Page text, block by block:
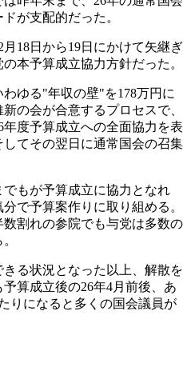
が支配的だった。
18日から19日にかけて矢継ぎ
本予算成立協力方針だった。
わゆる"年収の壁"を178万円に
の会が合意するプロセスで、
度予算成立への全面協力を表
てその翌日に通常国会の召集
もが予算成立に協力となれ
で予算案作りに取り組める。
割れの参院でも与党は多数の
る状況となった以上、解散を
算成立後の26年4月前後、あ
りになると多くの国会議員が